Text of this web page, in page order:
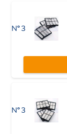
Nº 3
Nº 3